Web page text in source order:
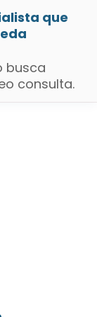
que
busca
consulta.